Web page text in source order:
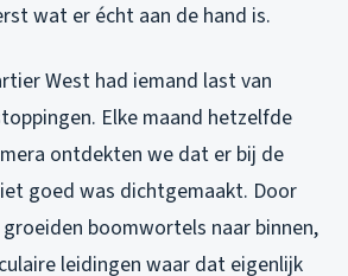
wat er écht aan de hand is.
West had iemand last van
Elke maand hetzelfde
ontdekten we dat er bij de
goed was dichtgemaakt. Door
boomwortels naar binnen,
leidingen waar dat eigenlijk